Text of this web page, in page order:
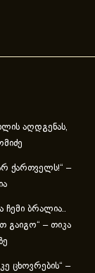
აღდგენას,
ქართველს!“ –
ჩემი ბრალია..
გაიგო“ – თიკა
ცხოვ­რე­ბის“ –